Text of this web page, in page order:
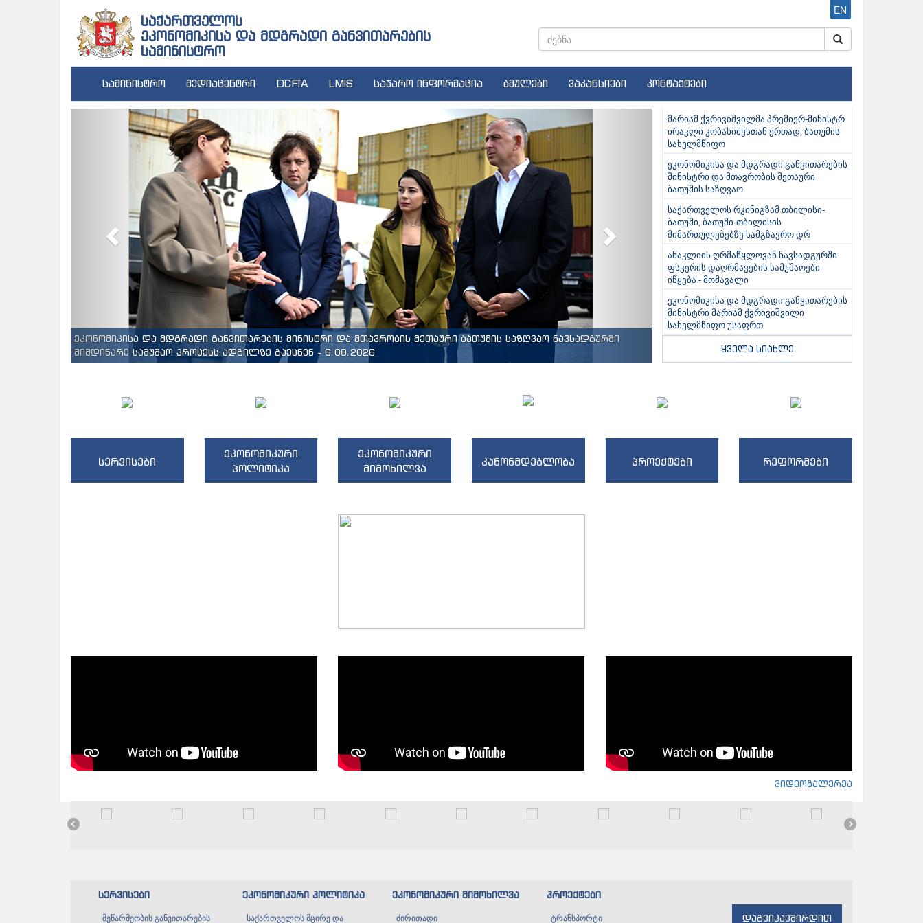
საქართველოს
ეკონომიკისა და მდგრადი განვითარების
სამინისტრო
EN
სამინისტრო მედიაცენტრი DCFTA LMIS საჯარო ინფორმაცია ბმულები ვაკანსიები კონტაქტები
ეკონომიკისა და მდგრადი განვითარების მინისტრი და მთავრობის მეთაური ბათუმის საზღვაო ნავსადგურში
მიმდინარე სამუშაო პროცესს ადგილზე გაეცნენ - 6.08.2026
Previous
მარიამ ქვრივიშვილმა პრემიერ-მინისტრ
ირაკლი კობახიძესთან ერთად, ბათუმის
სახელმწიფო
ეკონომიკისა და მდგრადი განვითარების
მინისტრი და მთავრობის მეთაური
ბათუმის საზღვაო
საქართველოს რკინიგზამ თბილისი-
ბათუმი, ბათუმი-თბილისის
მიმართულებებზე სამგზავრო დრ
ანაკლიის ღრმაწყლოვან ნავსადგურში
ფსკერის დაღრმავების სამუშაოები
იწყება - მომავალი
ეკონომიკისა და მდგრადი განვითარების
მინისტრი მარიამ ქვრივიშვილი
სახელმწიფო უსაფრთ
ყველა სიახლე
სერვისები
ეკონომიკური
პოლიტიკა
ეკონომიკური
მიმოხილვა
კანონმდებლობა პროექტები რეფორმები
ვიდეოგალერეა
სერვისები
მეწარმეობის განვითარების
ეკონომიკური პოლიტიკა
საქართველოს მცირე და
ეკონომიკური მიმოხილვა
ძირითადი
პროექტები
ტრანსპორტი დაგვიკავშირდით